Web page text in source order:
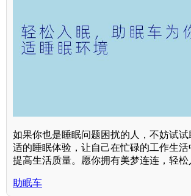
如果你也是睡眠问题困扰的人，不妨试
适的睡眠体验，让自己在忙碌的工作生活
提高生活质量。愿你拥有美梦连连，轻松
助眠车